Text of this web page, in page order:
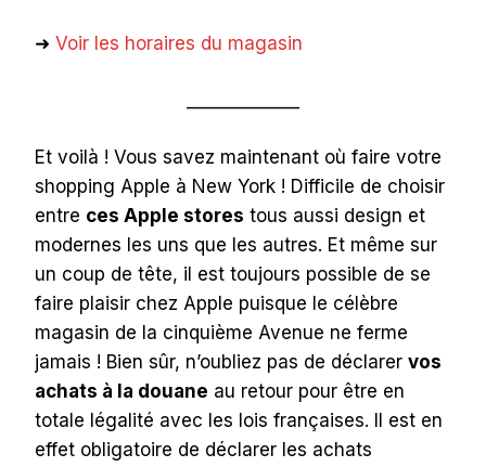
➜ Voir les horaires du magasin
Et voilà ! Vous savez maintenant où faire votre
shopping Apple à New York ! Difficile de choisir
entre ces Apple stores tous aussi design et
modernes les uns que les autres. Et même sur
un coup de tête, il est toujours possible de se
faire plaisir chez Apple puisque le célèbre
magasin de la cinquième Avenue ne ferme
jamais ! Bien sûr, n’oubliez pas de déclarer vos
achats à la douane au retour pour être en
totale légalité avec les lois françaises. Il est en
effet obligatoire de déclarer les achats